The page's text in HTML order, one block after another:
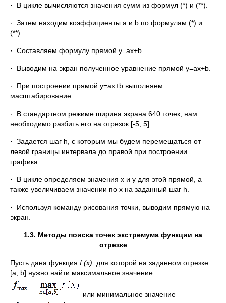
· В цикле вычисляются значения сумм из формул (*) и (**).
· Затем находим коэффициенты a и b по формулам (*) и
(**).
· Составляем формулу прямой y=ax+b.
· Выводим на экран полученное уравнение прямой y=ax+b.
· При построении прямой y=ax+b выполняем
масштабирование.
· В стандартном режиме ширина экрана 640 точек, нам
необходимо разбить его на отрезок [-5; 5].
· Задается шаг h, с которым мы будем перемещаться от
левой границы интервала до правой при построении
графика.
· В цикле определяем значения x и y для этой прямой, а
также увеличиваем значении по x на заданный шаг h.
· Используя команду рисования точки, выводим прямую на
экран.
1.3. Методы поиска точек экстремума функции на
отрезке
Пусть дана функция f(x),
для которой на заданном отрезке
[a; b] нужно найти максимальное значение
или минимальное значение